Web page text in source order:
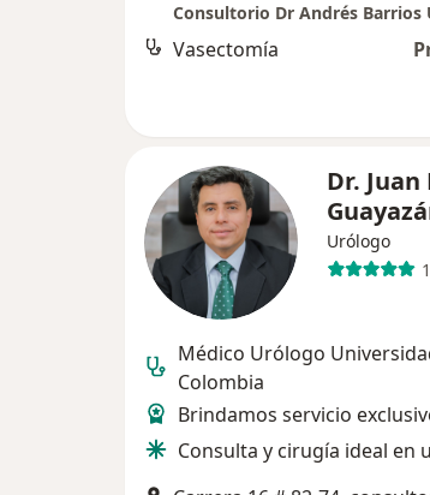
Consultorio Dr Andrés Barrios
Vasectomía
Dr.
Urólogo
Médico Urólogo
Colombia
Brindamos servicio
Consulta y cirugía ideal en